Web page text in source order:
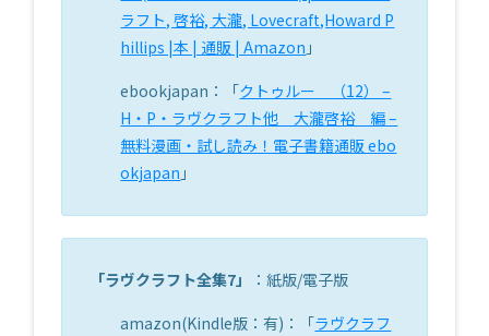
ラフト, 啓裕, 大瀧, Lovecraft,Howard P
hillips |本 | 通販 | Amazon 」
ebookjapan：「クトゥルー （12） –
H・P・ラヴクラフト他 大瀧啓裕 編 –
無料漫画・試し読み！電子書籍通販 ebo
okjapan 」
「ラヴクラフト全集7」
：紙版/電子版
amazon(Kindle版：有)：「ラヴクラフ